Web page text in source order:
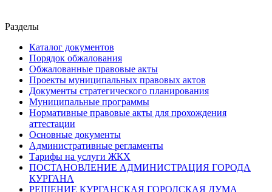
Разделы
Каталог документов
Порядок обжалования
Обжалованные правовые акты
Проекты муниципальных правовых актов
Документы стратегического планирования
Муниципальные программы
Нормативные правовые акты для прохождения
аттестации
Основные документы
Административные регламенты
Тарифы на услуги ЖКХ
ПОСТАНОВЛЕНИЕ АДМИНИСТРАЦИЯ ГОРОДА
КУРГАНА
РЕШЕНИЕ КУРГАНСКАЯ ГОРОДСКАЯ ДУМА